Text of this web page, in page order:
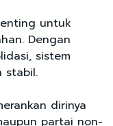
untuk
Dengan
sistem
stabil.
dirinya
partai non-